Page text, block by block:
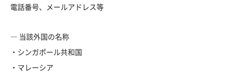
電話番号、メールアドレス等
― 当該外国の名称
・シンガポール共和国
・マレーシア